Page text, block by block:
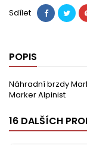
Sdílet
POPIS
Náhradní brzdy
Marker Alpinist
16 DALŠÍCH